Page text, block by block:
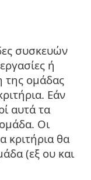
συσκευών
ή
της ομάδας
Εάν
αυτά τα
Οι
κριτήρια θα
(εξ ου και